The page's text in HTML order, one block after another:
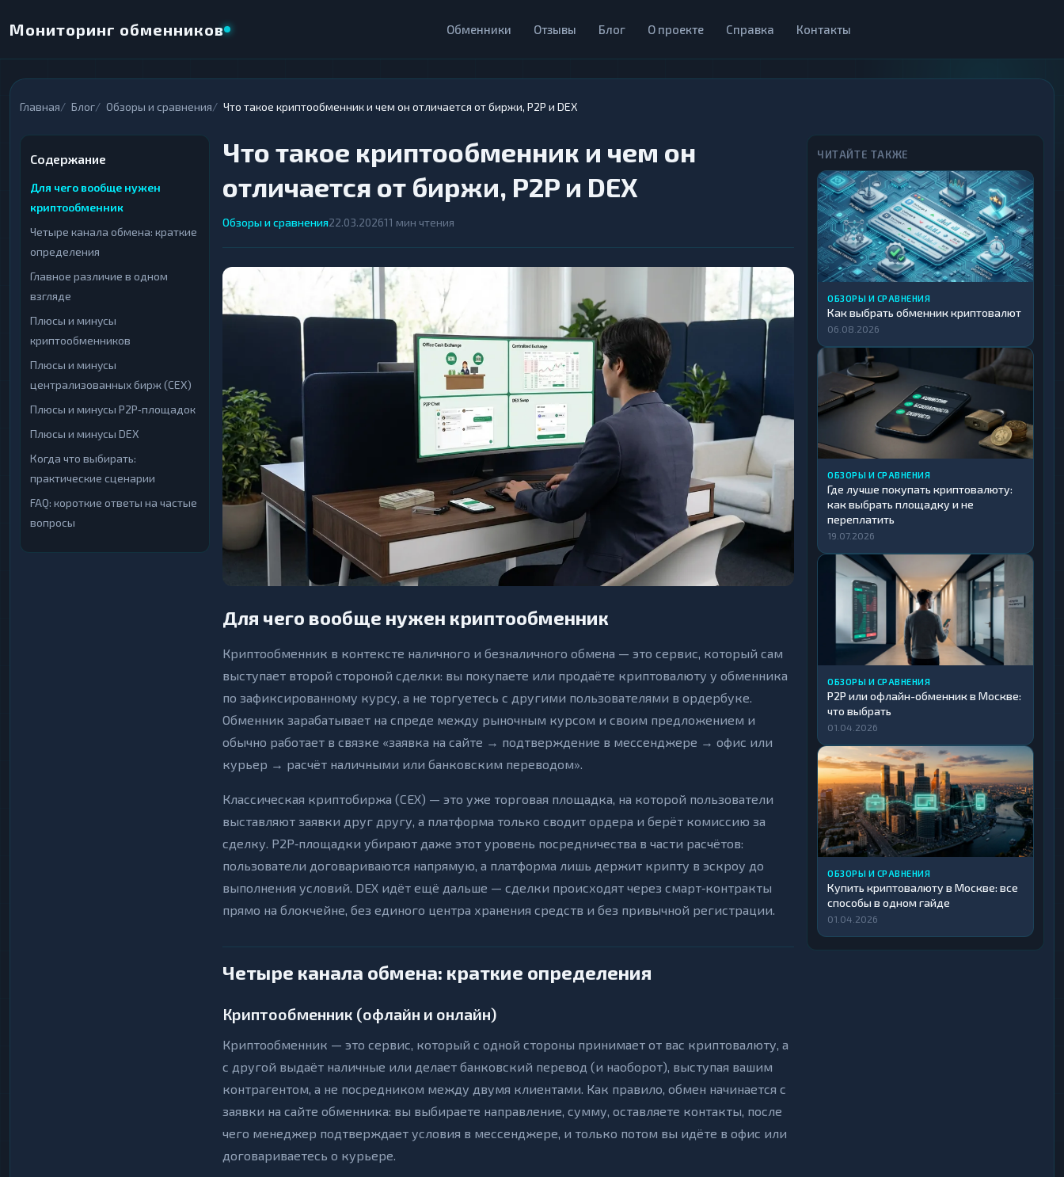
Мониторинг обменников Обменники Отзывы Блог О проекте Справка Контакты
Главная Блог Обзоры и сравнения Что такое криптообменник и чем он отличается от биржи, P2P и DEX
Содержание
Для чего вообще нужен
криптообменник
Четыре канала обмена: краткие
определения
Главное различие в одном
взгляде
Плюсы и минусы
криптообменников
Плюсы и минусы
централизованных бирж (CEX)
Плюсы и минусы P2P‑площадок
Плюсы и минусы DEX
Когда что выбирать:
практические сценарии
FAQ: короткие ответы на частые
вопросы
Что такое криптообменник и чем он
отличается от биржи, P2P и DEX
Обзоры и сравнения22.03.202611 мин чтения
Для чего вообще нужен криптообменник
Криптообменник в контексте наличного и безналичного обмена — это сервис, который сам
выступает второй стороной сделки: вы покупаете или продаёте криптовалюту у обменника
по зафиксированному курсу, а не торгуетесь с другими пользователями в ордербуке.
Обменник зарабатывает на спреде между рыночным курсом и своим предложением и
обычно работает в связке «заявка на сайте → подтверждение в мессенджере → офис или
курьер → расчёт наличными или банковским переводом».
Классическая криптобиржа (CEX) — это уже торговая площадка, на которой пользователи
выставляют заявки друг другу, а платформа только сводит ордера и берёт комиссию за
сделку. P2P‑площадки убирают даже этот уровень посредничества в части расчётов:
пользователи договариваются напрямую, а платформа лишь держит крипту в эскроу до
выполнения условий. DEX идёт ещё дальше — сделки происходят через смарт‑контракты
прямо на блокчейне, без единого центра хранения средств и без привычной регистрации.
Четыре канала обмена: краткие определения
Криптообменник (офлайн и онлайн)
Криптообменник — это сервис, который с одной стороны принимает от вас криптовалюту, а
с другой выдаёт наличные или делает банковский перевод (и наоборот), выступая вашим
контрагентом, а не посредником между двумя клиентами. Как правило, обмен начинается с
заявки на сайте обменника: вы выбираете направление, сумму, оставляете контакты, после
чего менеджер подтверждает условия в мессенджере, и только потом вы идёте в офис или
договариваетесь о курьере.
ЧИТАЙТЕ ТАКЖЕ
ОБЗОРЫ И СРАВНЕНИЯ
Как выбрать обменник криптовалют
06.08.2026
ОБЗОРЫ И СРАВНЕНИЯ
Где лучше покупать криптовалюту:
как выбрать площадку и не
переплатить
19.07.2026
ОБЗОРЫ И СРАВНЕНИЯ
P2P или офлайн-обменник в Москве:
что выбрать
01.04.2026
ОБЗОРЫ И СРАВНЕНИЯ
Купить криптовалюту в Москве: все
способы в одном гайде
01.04.2026
НАПРАВЛЕНИЕ ОБМЕНА ×
★ ИЗБРАННОЕ
ВСЕ РАЗДЕЛЫ
Криптовалюты
Интернет-банкинг
Криптобиржи
Деньги
Банковские счета
Денежные
2▶
Наличные
ПОЛУЧАЕТЕ
ВСЕ РАЗДЕЛЫ
Криптовалюты
Электронные
Деньги
Банковские счета
и карты
25▶
Денежные
переводы
2
17▶